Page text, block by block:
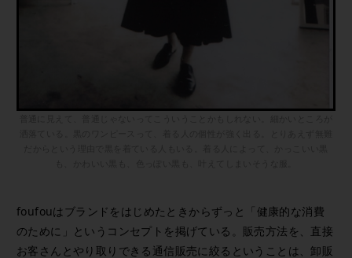
foufouはブランドをはじめたときからずっと「健康的な消費
のために」というコンセプトを掲げている。販売方法を、直接
お客さんとやり取りできる通信販売に絞るということは、卸販